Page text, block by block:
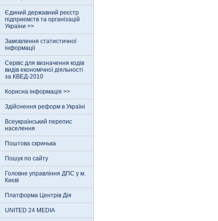
Єдиний державний реєстр
пiдприємств та органiзацiй
України >>
Замовлення статистичної
інформації
Сервіс для визначення кодів
видів економічної діяльності
за КВЕД-2010
Корисна інформація >>
Здійснення реформ в Україні
Всеукраїнський перепис
населення
Поштова скринька
Пошук по сайту
Головне управління ДПС у м.
Києві
Платформа Центрів Дія
UNITED 24 MEDIA